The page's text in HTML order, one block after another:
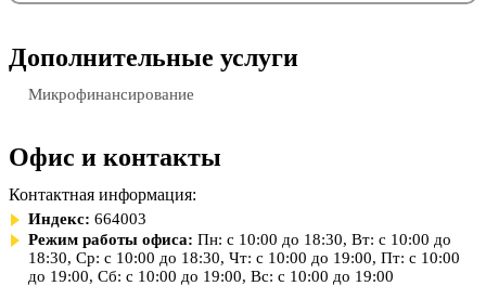
Дополнительные услуги
Микрофинансирование
Офис и контакты
Контактная информация:
Индекс: 664003
Режим работы офиса: Пн: с 10:00 до 18:30, Вт: с 10:00 до
18:30, Ср: с 10:00 до 18:30, Чт: с 10:00 до 19:00, Пт: с 10:00
до 19:00, Сб: с 10:00 до 19:00, Вс: с 10:00 до 19:00